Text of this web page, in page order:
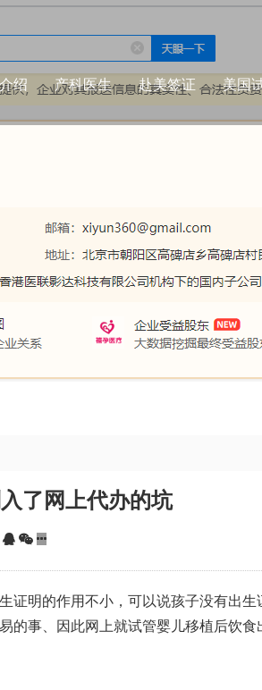
绍 产科医生 赴美签证 美国
了网上代办的坑
证明的作用不小，可以说孩子没有出生
的事、因此网上就试管婴儿移植后饮食